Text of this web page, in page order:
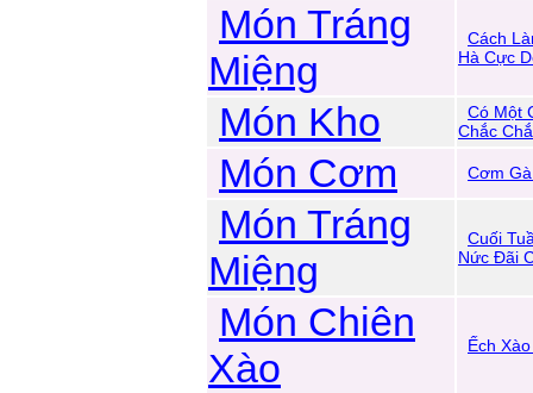
Món Tráng
Miệng
Cách
Hà Cực
Món Kho
Có Một
Chắc
Món Cơm Cơm
Món Tráng
Miệng
Cuối
Nức Đãi
Món Chiên
Xào
Ếch